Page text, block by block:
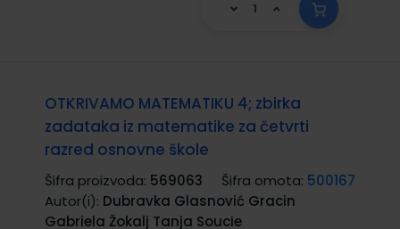
OTKRIVAMO MATEMATIKU 4; zbirka
zadataka iz matematike za četvrti
razred osnovne škole
Šifra proizvoda: 569063 Šifra omota: 500167
Autor(i): Dubravka Glasnović Gracin
Gabriela Žokalj Tanja Soucie